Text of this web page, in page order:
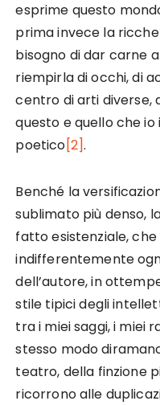
esprime questo
prima invece la
bisogno di dar carne
riempirla di occhi, di
centro di arti diverse,
questo e quello che
poetico[2].
Benché la
sublimato più denso,
fatto esistenziale,
indifferentemente
dell’autore, in
stile tipici degli
tra i miei saggi, i miei
stesso modo
teatro, della finzione
ricorrono alle